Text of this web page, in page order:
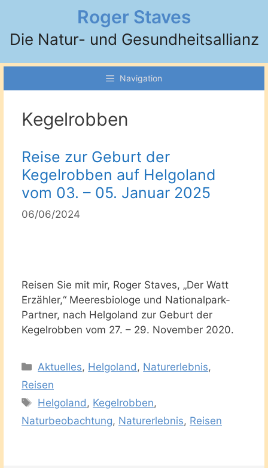
springen
Roger Staves
Die Natur- und Gesundheitsallianz
Navigation
Kegelrobben
Reise zur Geburt der
Kegelrobben auf Helgoland
vom 03. – 05. Januar 2025
06/06/2024
Reisen Sie mit mir, Roger Staves, „Der Watt
Erzähler,“ Meeresbiologe und Nationalpark-
Partner, nach Helgoland zur Geburt der
Kegelrobben vom 27. – 29. November 2020.
Kategorien
Aktuelles, Helgoland , Naturerlebnis,
Reisen
Schlagwörter
Helgoland , Kegelrobben,
Naturbeobachtung, Naturerlebnis, Reisen